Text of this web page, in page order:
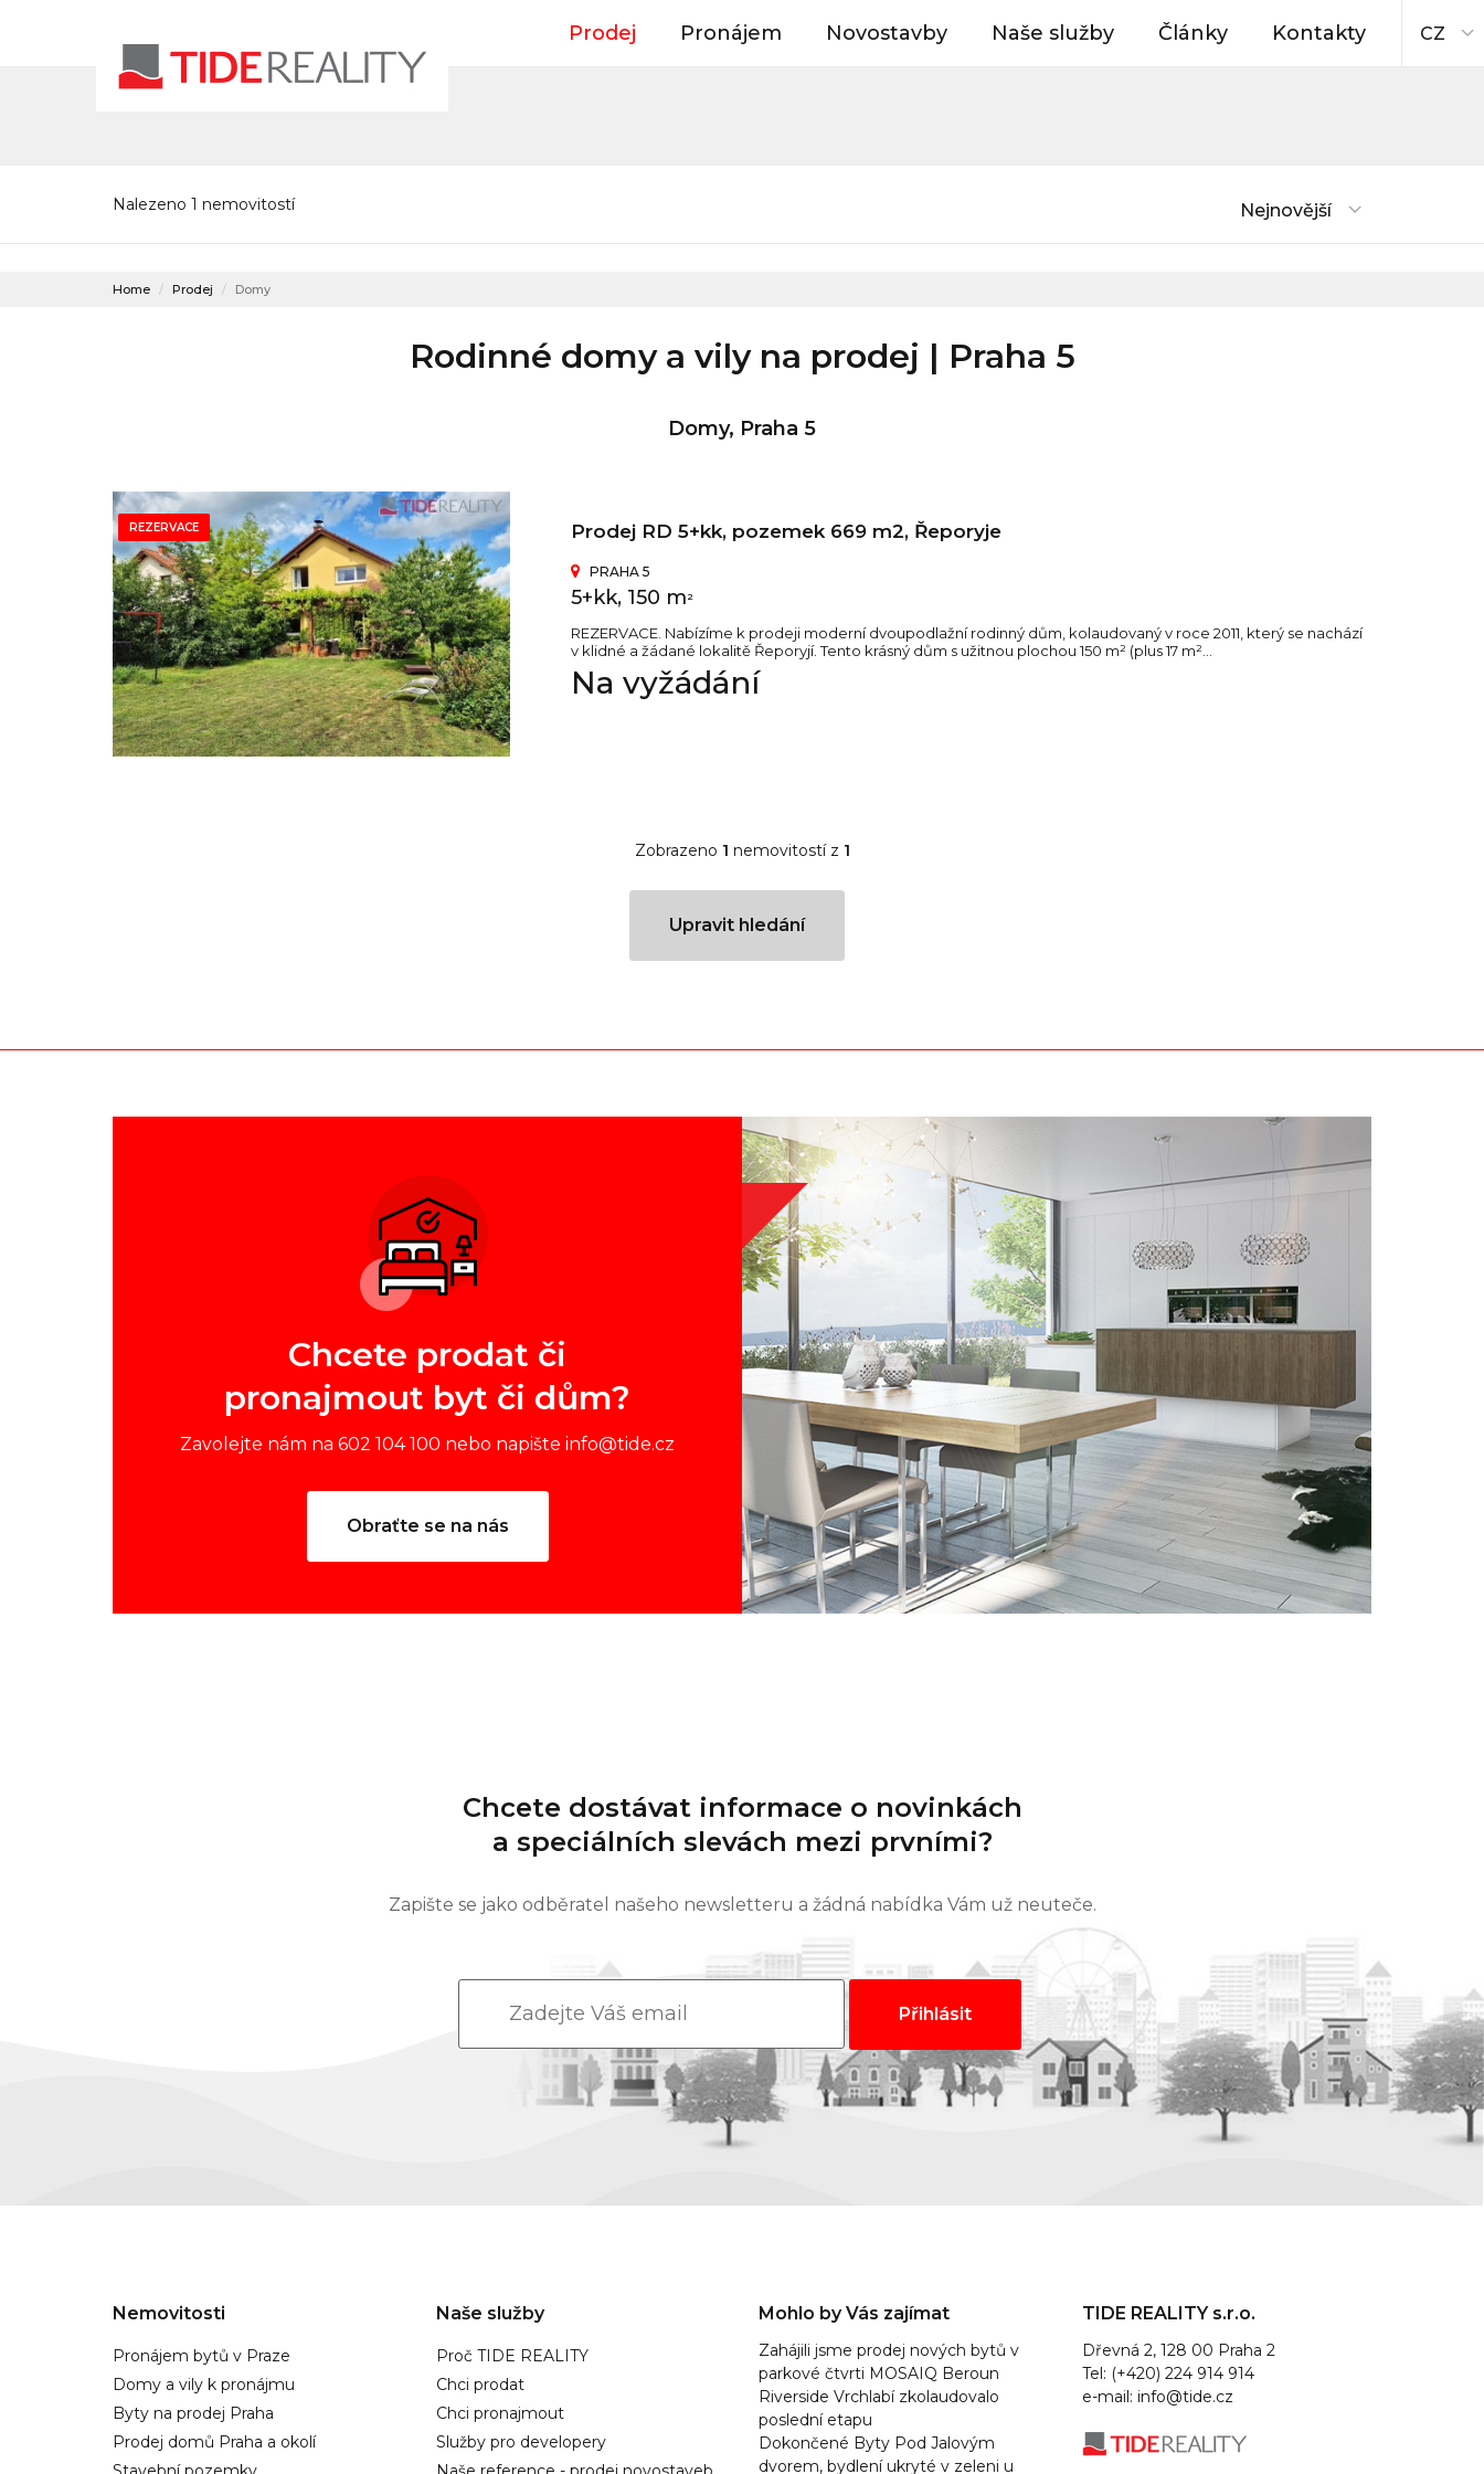
Prodej Pronájem Novostavby Naše služby Články Kontakty CZ
Nalezeno 1 nemovitostí Nejnovější
Home Prodej Domy
Rodinné domy a vily na prodej | Praha 5
Domy, Praha 5
REZERVACE Prodej RD 5+kk, pozemek 669 m2, Řeporyje
PRAHA 5
5+kk, 150 m 2
REZERVACE. Nabízíme k prodeji moderní dvoupodlažní rodinný dům, kolaudovaný v roce 2011, který se nachází
v klidné a žádané lokalitě Řeporyjí. Tento krásný dům s užitnou plochou 150 m² (plus 17 m²...
Na vyžádání
Zobrazeno 1 nemovitostí z 1
Upravit hledání
Chcete prodat či
pronajmout byt či dům?
Zavolejte nám na 602 104 100 nebo napište info@tide.cz
Obraťte se na nás
Chcete dostávat informace o novinkách
a speciálních slevách mezi prvními?
Zapište se jako odběratel našeho newsletteru a žádná nabídka Vám už neuteče.
Nemovitosti
Pronájem bytů v Praze
Domy a vily k pronájmu
Byty na prodej Praha
Prodej domů Praha a okolí
Naše služby
Proč TIDE REALITY
Chci prodat
Chci pronajmout
Služby pro developery
Mohlo by Vás zajímat
Zahájili jsme prodej nových bytů v
parkové čtvrti MOSAIQ Beroun
Riverside Vrchlabí zkolaudovalo
poslední etapu
Dokončené Byty Pod Jalovým
dvorem, bydlení ukryté v zeleni u
TIDE REALITY s.r.o.
Dřevná 2, 128 00 Praha 2
Tel: (+420) 224 914 914
e-mail: info@tide.cz